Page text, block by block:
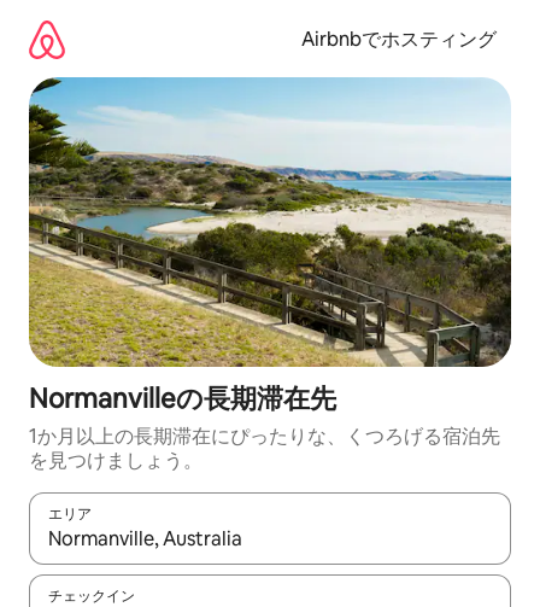
Airbnbでホスティング
Normanvilleの長期滞在先
1か月以上の長期滞在にぴったりな、くつろげる宿泊先
を見つけましょう。
エリア
検索結果が表示されたら、上下の矢印キーを使って移動するか
チェックイン